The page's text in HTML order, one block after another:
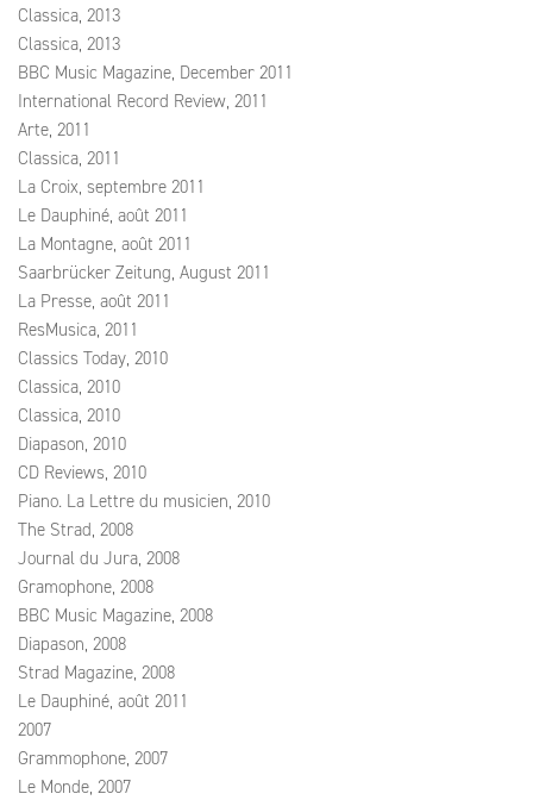
Classica, 2013
Classica, 2013
BBC Music Magazine, December 2011
International Record Review, 2011
Arte, 2011
Classica, 2011
La Croix, septembre 2011
Le Dauphiné, août 2011
La Montagne, août 2011
Saarbrücker Zeitung, August 2011
La Presse, août 2011
ResMusica, 2011
Classics Today, 2010
Classica, 2010
Classica, 2010
Diapason, 2010
CD Reviews, 2010
Piano. La Lettre du musicien, 2010
The Strad, 2008
Journal du Jura, 2008
Gramophone, 2008
BBC Music Magazine, 2008
Diapason, 2008
Strad Magazine, 2008
Le Dauphiné, août 2011
2007
Grammophone, 2007
Le Monde, 2007